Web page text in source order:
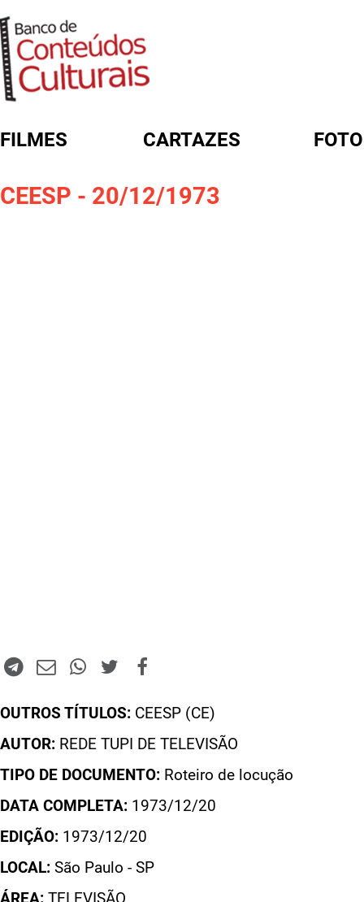
FILMES CARTAZES
CEESP - 20/12/1973
OUTROS TÍTULOS: CEESP (CE)
AUTOR: REDE TUPI DE TELEVISÃO
TIPO DE DOCUMENTO: Roteiro de locução
DATA COMPLETA: 1973/12/20
EDIÇÃO: 1973/12/20
LOCAL: São Paulo - SP
FORMULÁRIO DE BUSCA